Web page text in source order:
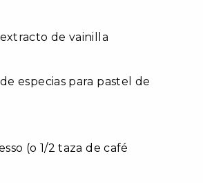
de vainilla
especias para pastel de
(o 1/2 taza de café